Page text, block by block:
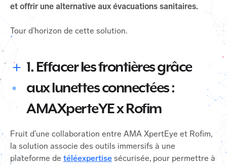
et offrir une alternative aux évacuations sanitaires.
Tour d’horizon de cette solution.
1. Effacer les frontières grâce
aux lunettes connectées :
AMAXperteYE x Rofim
Fruit d’une collaboration entre AMA XpertEye et Rofim,
la solution associe des outils immersifs à une
plateforme de téléexpertise sécurisée, pour permettre à